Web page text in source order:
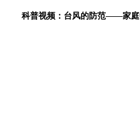
科普视频：台风的防范——家庭